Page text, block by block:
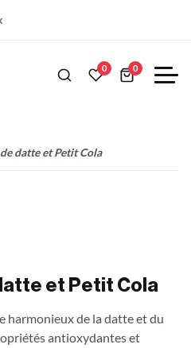
0 0
datte et Petit Cola
et Petit Cola
harmonieux de la datte et du
antioxydantes et